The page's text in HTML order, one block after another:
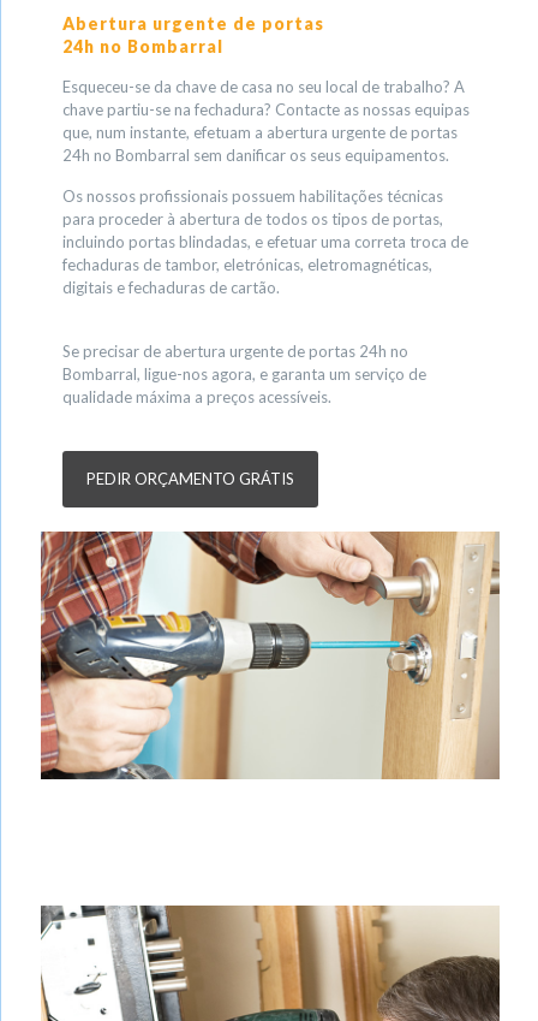
Abertura urgente de portas
24h no Bombarral
Esqueceu-se da chave de casa no seu local de trabalho? A
chave partiu-se na fechadura? Contacte as nossas equipas
que, num instante, efetuam a abertura urgente de portas
24h no Bombarral sem danificar os seus equipamentos.
Os nossos profissionais possuem habilitações técnicas
para proceder à abertura de todos os tipos de portas,
incluindo portas blindadas, e efetuar uma correta troca de
fechaduras de tambor, eletrónicas, eletromagnéticas,
digitais e fechaduras de cartão.
Se precisar de abertura urgente de portas 24h no
Bombarral, ligue-nos agora, e garanta um serviço de
qualidade máxima a preços acessíveis.
PEDIR ORÇAMENTO GRÁTIS